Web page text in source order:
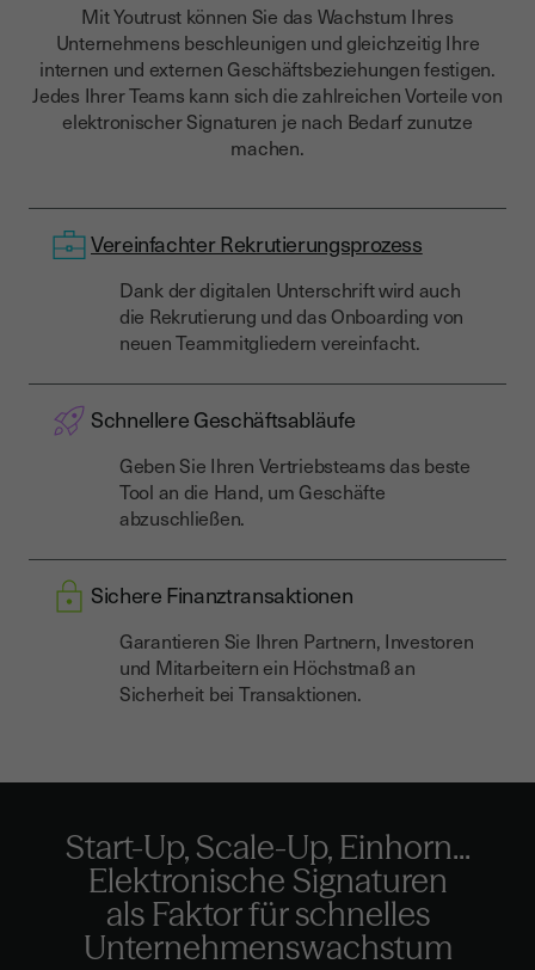
Mit Youtrust können Sie das Wachstum Ihres
Unternehmens beschleunigen und gleichzeitig Ihre
internen und externen Geschäftsbeziehungen festigen.
Jedes Ihrer Teams kann sich die zahlreichen Vorteile von
elektronischer Signaturen je nach Bedarf zunutze
machen.
Vereinfachter Rekrutierungsprozess
Dank der digitalen Unterschrift wird auch
die Rekrutierung und das Onboarding von
neuen Teammitgliedern vereinfacht.
Schnellere Geschäftsabläufe
Geben Sie Ihren Vertriebsteams das beste
Tool an die Hand, um Geschäfte
abzuschließen.
Sichere Finanztransaktionen
Garantieren Sie Ihren Partnern, Investoren
und Mitarbeitern ein Höchstmaß an
Sicherheit bei Transaktionen.
Start-Up, Scale-Up, Einhorn...
Elektronische Signaturen
als Faktor für schnelles
Unternehmenswachstum